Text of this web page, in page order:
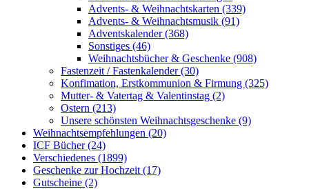
Advents- & Weihnachtskarten (339)
Advents- & Weihnachtsmusik (91)
Adventskalender (368)
Sonstiges (46)
Weihnachtsbücher & Geschenke (908)
Fastenzeit / Fastenkalender (30)
Konfimation, Erstkommunion & Firmung (325)
Mutter- & Vatertag & Valentinstag (2)
Ostern (213)
Unsere schönsten Weihnachtsgeschenke (9)
Weihnachtsempfehlungen (20)
ICF Bücher (24)
Verschiedenes (1899)
Geschenke zur Hochzeit (17)
Gutscheine (2)